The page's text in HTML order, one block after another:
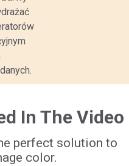
In The Video
perfect solution to
color.